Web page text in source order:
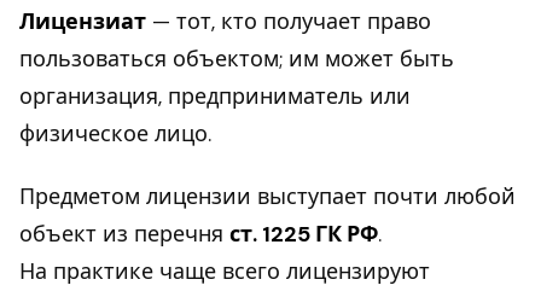
Лицензиат — тот, кто получает право
пользоваться объектом; им может быть
организация, предприниматель или
физическое лицо.
Предметом лицензии выступает почти любой
объект из перечня ст. 1225 ГК РФ.
На практике чаще всего лицензируют